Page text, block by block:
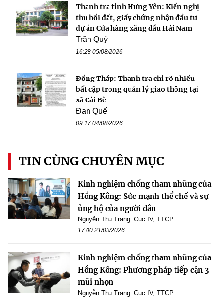
Thanh tra tỉnh Hưng Yên: Kiến nghị
thu hồi đất, giấy chứng nhận đầu tư
dự án Cửa hàng xăng dầu Hải Nam
Trần Quý
16:28 05/08/2026
Đồng Tháp: Thanh tra chỉ rõ nhiều
bất cập trong quản lý giao thông tại
xã Cái Bè
Đan Quế
09:17 04/08/2026
TIN CÙNG CHUYÊN MỤC
Kinh nghiệm chống tham nhũng của
Hồng Kông: Sức mạnh thể chế và sự
ủng hộ của người dân
Nguyễn Thu Trang, Cục IV, TTCP
17:00 21/03/2026
Kinh nghiệm chống tham nhũng của
Hồng Kông: Phương pháp tiếp cận 3
mũi nhọn
Nguyễn Thu Trang, Cục IV, TTCP